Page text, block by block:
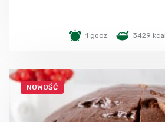
1 godz. 3429 kcal
NOWOŚĆ